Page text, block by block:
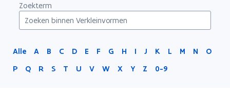
Zoekterm
Alle A B C D E F G H I J K L M N
O
P
Q R S T U V W X Y Z 0-9